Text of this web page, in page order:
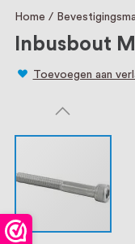
staat
Home
Inbusbout
Toevoegen aan